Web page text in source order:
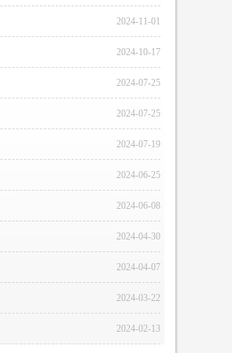
2024-11-01
2024-10-17
2024-07-25
2024-07-25
2024-07-19
2024-06-25
2024-06-08
2024-04-30
2024-04-07
2024-03-22
2024-02-13